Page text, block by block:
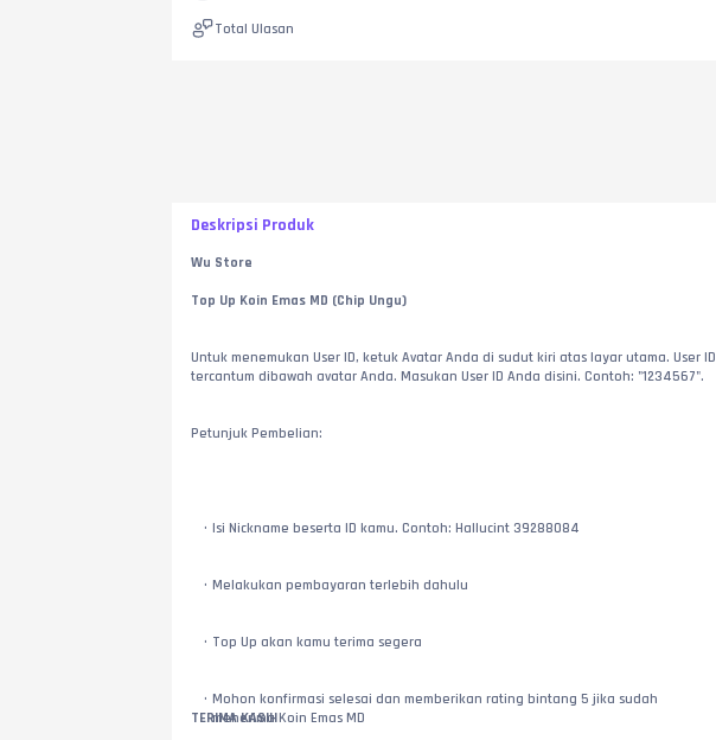
Total Ulasan
Deskripsi Produk
Wu Store
Top Up Koin Emas MD (Chip Ungu)
Untuk menemukan User ID, ketuk Avatar Anda di sudut kiri atas layar utama. User ID
tercantum dibawah avatar Anda. Masukan User ID Anda disini. Contoh: "1234567".
Petunjuk Pembelian:
Isi Nickname beserta ID kamu. Contoh: Hallucint 39288084
Melakukan pembayaran terlebih dahulu
Top Up akan kamu terima segera
Mohon konfirmasi selesai dan memberikan rating bintang 5 jika sudah
menerima Koin Emas MD
TERIMA KASIH